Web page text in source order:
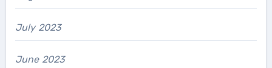
July 2023
June 2023